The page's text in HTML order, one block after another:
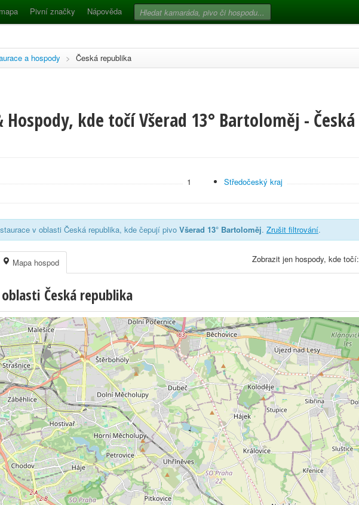
Pivní značky Nápověda
a hospody > Česká republika
Hospody, kde točí Všerad 13° Bartoloměj - Česká
1 Středočeský kraj
v oblasti Česká republika, kde čepují pivo Všerad 13° Bartoloměj. Zrušit filtrování.
Zobrazit jen hospody, kde točí:
Mapa hospod
Česká republika